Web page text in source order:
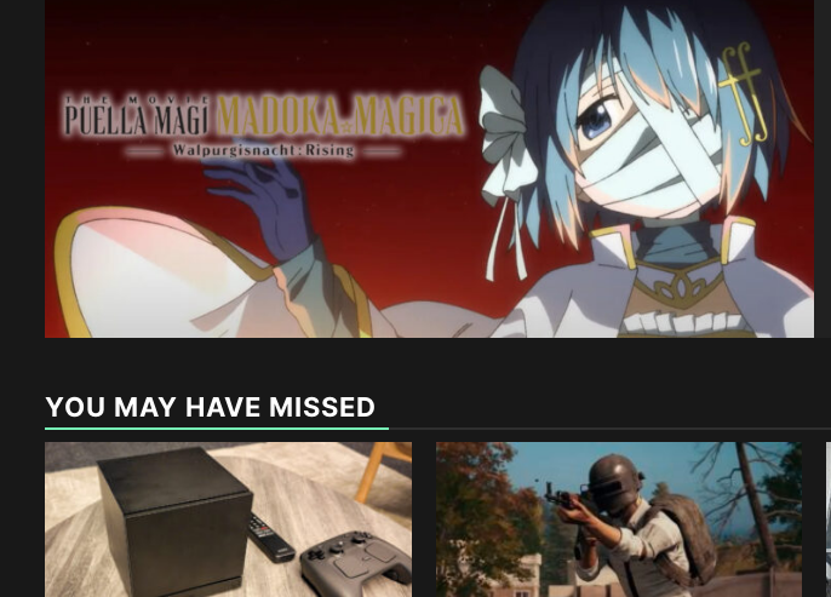
YOU MAY HAVE MISSED